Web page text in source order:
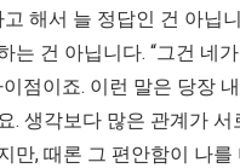
해서 늘 정답인 건 아닙
건 아닙니다. “그건 네
점이죠. 이런 말은 당장
. 생각보다 많은 관계가
, 때론 그 편안함이 나를